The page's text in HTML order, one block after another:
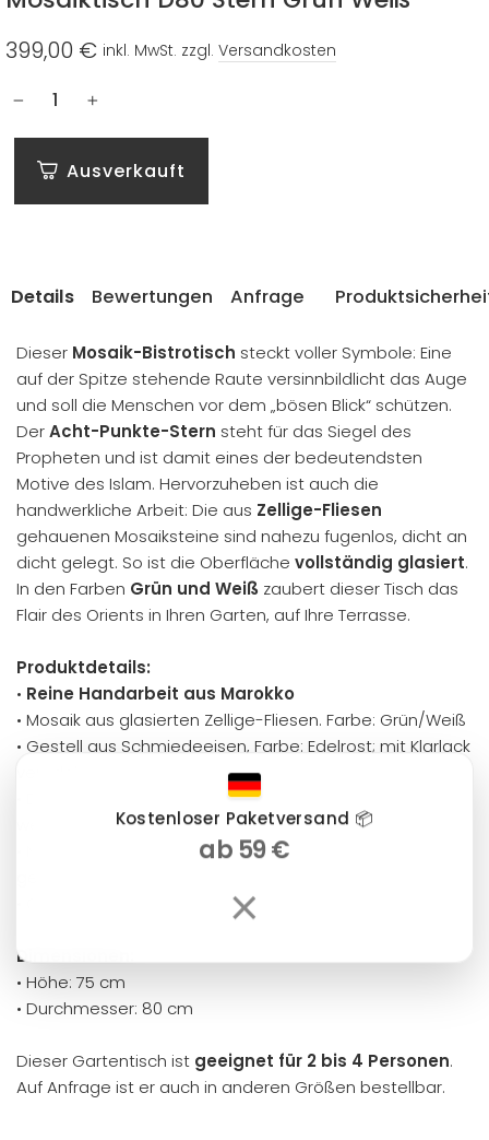
Normaler
399,00 € inkl. MwSt. zzgl. Versandkosten
+
Ausverkauft
Details Bewertungen Anfrage
Dieser Mosaik-Bistrotisch steckt voller Symbole: Eine
auf der Spitze stehende Raute versinnbildlicht das Auge
und soll die Menschen vor dem „bösen Blick“ schützen.
DerAcht-Punkte-Stern steht für das Siegel des
Propheten und ist damit eines der bedeutendsten
Motive des Islam. Hervorzuheben ist auch die
handwerkliche Arbeit: Die aus Zellige-Fliesen
gehauenen Mosaiksteine sind nahezu fugenlos, dicht an
dicht gelegt. So ist die Oberfläche vollständig glasiert.
In den Farben Grün und Weiß zaubert dieser Tisch das
Flair des Orients in Ihren Garten, auf Ihre Terrasse.
Produktdetails:
• Reine Handarbeit aus Marokko
• Mosaik aus glasierten Zellige-Fliesen. Farbe: Grün/Weiß
• Gestell aus Schmiedeeisen, Farbe: Edelrost; mit Klarlack
• Die Mosaikplatte liegt nur auf und kann abgenommen
• Nicht frostbeständig, bitte im Winter an einem
• Gewicht der Platte: ca. 32 kg
Dimensionen:
• Höhe: 75 cm
• Durchmesser: 80 cm
Dieser Gartentisch ist geeignet für 2 bis 4 Personen.
Auf Anfrage ist er auch in anderen Größen bestellbar.
Kostenloser Paketversand 📦
ab 59 €
×